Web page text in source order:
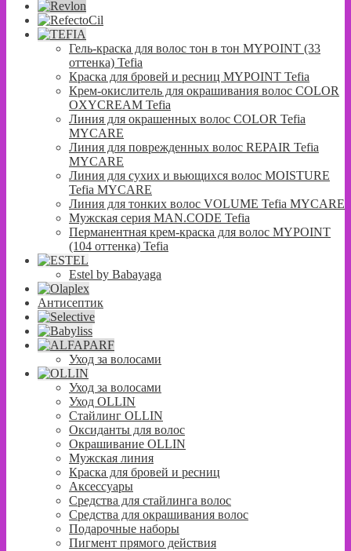
Гель-краска для волос тон в тон MYPOINT (33
оттенка) Tefia
Краска для бровей и ресниц MYPOINT Tefia
Крем-окислитель для окрашивания волос COLOR
OXYCREAM Tefia
Линия для окрашенных волос COLOR Tefia
MYCARE
Линия для поврежденных волос REPAIR Tefia
MYCARE
Линия для сухих и вьющихся волос MOISTURE
Tefia MYCARE
Линия для тонких волос VOLUME Tefia MYCARE
Мужская серия MAN.CODE Tefia
Перманентная крем-краска для волос MYPOINT
(104 оттенка) Tefia
Estel by Babayaga
Антисептик
Уход за волосами
Уход за волосами
Уход OLLIN
Стайлинг OLLIN
Оксиданты для волос
Окрашивание OLLIN
Мужская линия
Краска для бровей и ресниц
Аксессуары
Средства для стайлинга волос
Средства для окрашивания волос
Подарочные наборы
Пигмент прямого действия